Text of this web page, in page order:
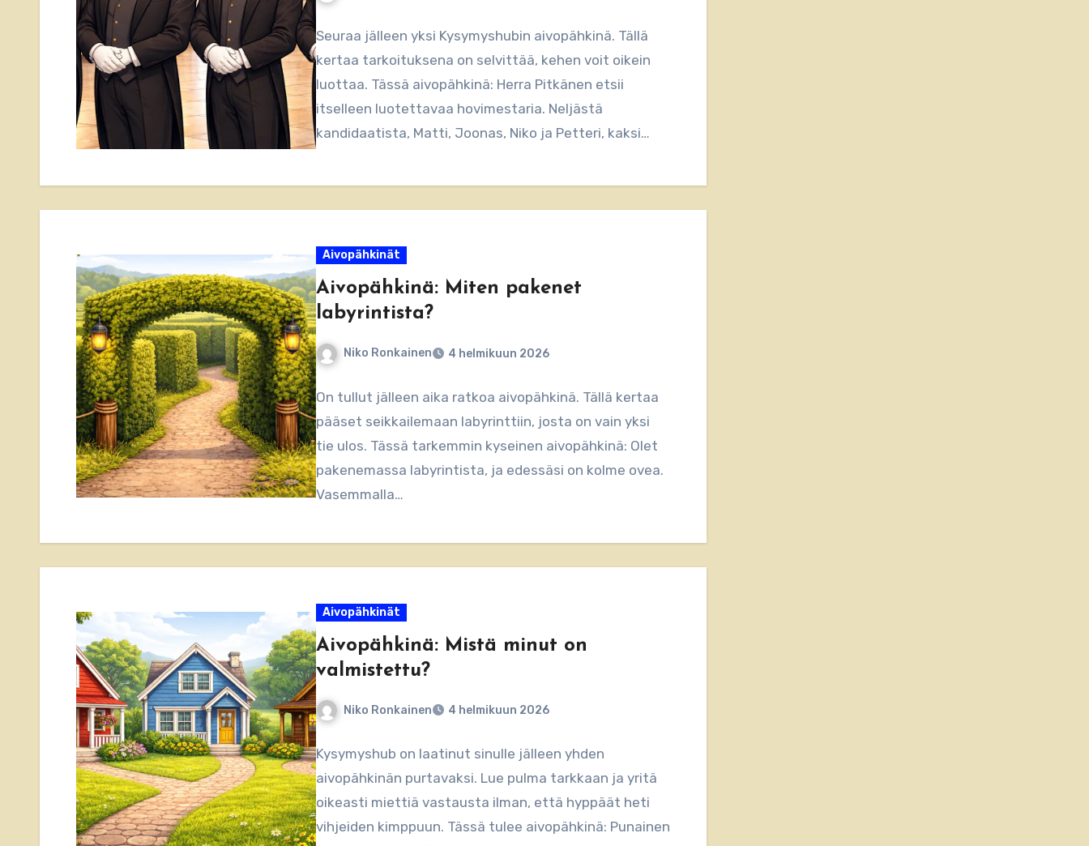
Seuraa jälleen yksi Kysymyshubin aivopähkinä. Tällä
kertaa tarkoituksena on selvittää, kehen voit oikein
luottaa. Tässä aivopähkinä: Herra Pitkänen etsii
itselleen luotettavaa hovimestaria. Neljästä
kandidaatista, Matti, Joonas, Niko ja Petteri, kaksi…
Aivopähkinät
Aivopähkinä: Miten pakenet
labyrintista?
Niko Ronkainen 4 helmikuun 2026
On tullut jälleen aika ratkoa aivopähkinä. Tällä kertaa
pääset seikkailemaan labyrinttiin, josta on vain yksi
tie ulos. Tässä tarkemmin kyseinen aivopähkinä: Olet
pakenemassa labyrintista, ja edessäsi on kolme ovea.
Vasemmalla…
Aivopähkinät
Aivopähkinä: Mistä minut on
valmistettu?
Niko Ronkainen 4 helmikuun 2026
Kysymyshub on laatinut sinulle jälleen yhden
aivopähkinän purtavaksi. Lue pulma tarkkaan ja yritä
oikeasti miettiä vastausta ilman, että hyppäät heti
vihjeiden kimppuun. Tässä tulee aivopähkinä: Punainen